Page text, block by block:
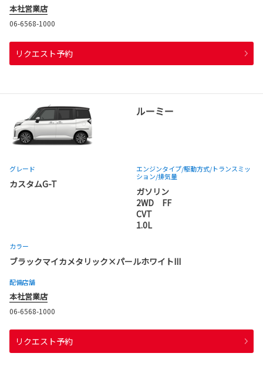
本社営業店
06-6568-1000
リクエスト予約
ルーミー
グレード
カスタムG-T
エンジンタイプ/駆動方式/トランスミッ
ション/排気量
ガソリン
2WD FF
CVT
1.0L
カラー
ブラックマイカメタリック×パールホワイトIII
配備店舗
本社営業店
06-6568-1000
リクエスト予約